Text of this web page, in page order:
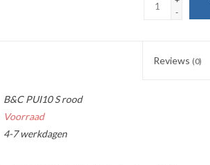
-
Reviews (0)
B&C PUI10 S rood
Voorraad
4-7 werkdagen